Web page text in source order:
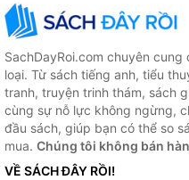
SachDayRoi.com chuyên
loại. Từ sách tiếng anh, tiểu
tranh, truyện trinh thám, sách
cùng sự nỗ lực không ngừng,
đầu sách, giúp bạn có thể so
mua. Chúng tôi không bán
VỀ SÁCH ĐÂY RỒI!